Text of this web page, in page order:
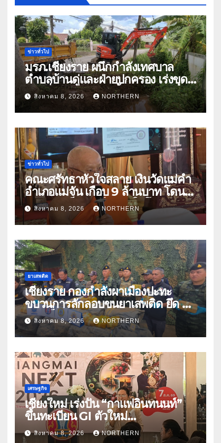
ข่าวทั่วไป
มรภ.เชียงราย ผนึกกำลังเทศบาล
ตำบลบ้านดู่และฝ่ายปกครอง เร่งขุด
ลอกสิ่งกีดขวางทางน้ำ ป้องกันและลด
ปัญหาน้ำท่วม
สิงหาคม 8, 2026 NORTHERN
ข่าวทั่วไป
คณะศรัทธาหัวใจสลาย เงินวัดแม่คำ
อำเภอแม่จัน เกือบ 9 ล้านบาท โดน
แก๊งคอลเซ็นเตอร์หลอกให้โอนข้าม
ปีกว่า 66 บัญชี
สิงหาคม 8, 2026 NORTHERN
ยาเสพติด
เชียงราย กองกำลังผาเมืองปะทะ
ขบวนการลักลอบขนยาเสพติด ยึด 2
ล้านเม็ด
สิงหาคม 8, 2026 NORTHERN
เศรษฐกิจ
เชียงใหม่ เร่งปั้น “กาแฟอินทนนท์”
ขึ้นทะเบียน GI ตัวใหม่
“CHIANGMAI GI NEXT 2026”
สิงหาคม 8, 2026 NORTHERN